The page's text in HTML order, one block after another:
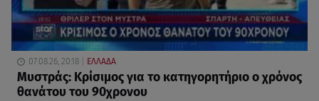
07.08.26, 20:18 ΕΛΛΑΔΑ
Μυστράς: Κρίσιμος για το κατηγορητήριο ο χρόνος
θανάτου του 90χρονου